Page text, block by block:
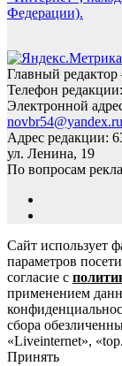
Федерации).
Главный
Телефон редакции:
Электронной
novbr54@yandex.ru
Адрес редакции:
ул. Ленина, 19
По вопросам
Сайт использует
параметров
согласие с
применением
сбора
«Liveinternet»,
Принять